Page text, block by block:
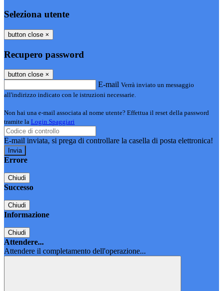
Seleziona utente
button close ×
Recupero password
button close ×
E-mail Verrà inviato un messaggio
all'indirizzo indicato con le istruzioni necessarie.
Non hai una e-mail associata al nome utente? Effettua il reset della password
tramite la Login Spaggiari
E-mail inviata, si prega di controllare la casella di posta elettronica!
Errore
Chiudi
Successo
Chiudi
Informazione
Chiudi
Attendere...
Attendere il completamento dell'operazione...